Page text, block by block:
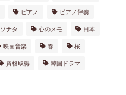
ピアノ ピアノ伴奏
ナタ 心のメモ 日本
映画音楽 春 桜
資格取得 韓国ドラマ